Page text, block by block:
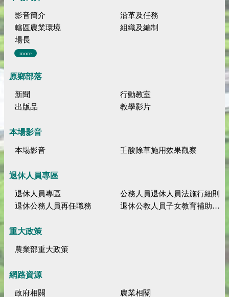
影音簡介
沿革及任務
轄區農業環境
組織及編制
場長
more
原鄉部落
新聞
行動教室
出版品
教學影片
本場影音
本場影音 壬酸除草施用效果觀察
退休人員專區
退休人員專區
公務人員退休人員法施行細則
退休公務人員再任職務
退休公教人員子女教育補助規定
重大政策
農業部重大政策
網路資源
政府相關
農業相關